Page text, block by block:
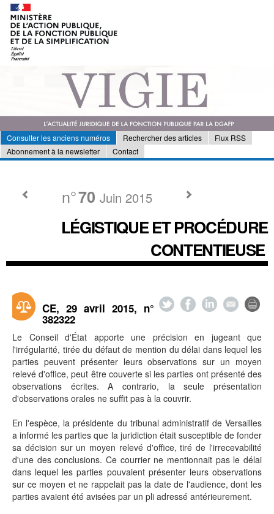
Consulter les anciens numéros Rechercher des articles
Flux RSS
Abonnement à la newsletter
Contact
n°70 Juin 2015
LÉGISTIQUE ET PROCÉDURE
CONTENTIEUSE
CE, 29 avril 2015, n°
382322
Le Conseil d'État apporte une précision en jugeant que
l'irrégularité, tirée du défaut de mention du délai dans lequel les
parties peuvent présenter leurs observations sur un moyen
relevé d'office, peut être couverte si les parties ont présenté des
observations écrites. A contrario, la seule présentation
d'observations orales ne suffit pas à la couvrir.
En l'espèce, la présidente du tribunal administratif de Versailles
a informé les parties que la juridiction était susceptible de fonder
sa décision sur un moyen relevé d'office, tiré de l'irrecevabilité
d'une des conclusions. Ce courrier ne mentionnait pas le délai
dans lequel les parties pouvaient présenter leurs observations
sur ce moyen et ne rappelait pas la date de l'audience, dont les
parties avaient été avisées par un pli adressé antérieurement.